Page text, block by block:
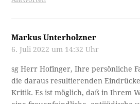
Markus Unterholzner
6. Juli 2022 um 14:32 Uhr
sg Herr Hofinger, Ihre persönliche
die daraus resultierenden
Kritik. Es ist möglich, daß in Ihrem